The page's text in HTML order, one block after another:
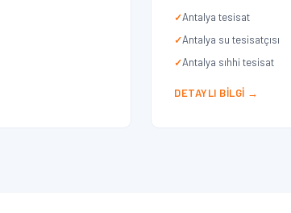
Antalya tesisat
Antalya su tesisatçısı
Antalya sıhhi tesisat
DETAYLI BILGI →